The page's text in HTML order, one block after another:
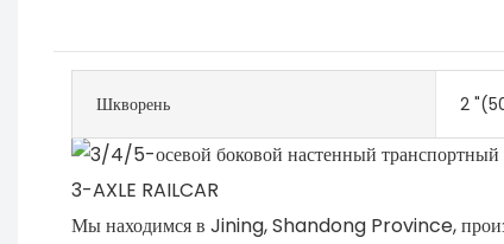
Шкворень 2
3-AXLE RAILCAR
Мы находимся в Jining, Shandong Province,